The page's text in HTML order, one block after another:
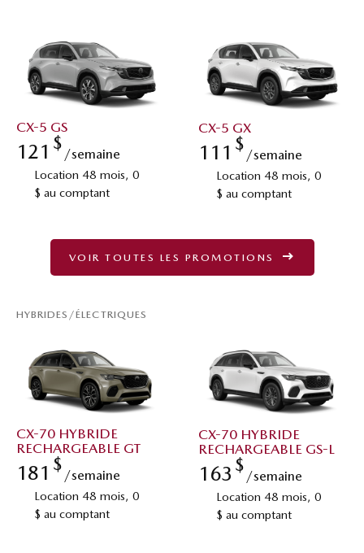
CX-5 GS
121 $
/semaine
Location 48 mois, 0
$ au comptant
CX-5 GX
111 $
/semaine
Location 48 mois, 0
$ au comptant
VOIR TOUTES LES PROMOTIONS
HYBRIDES/ÉLECTRIQUES
CX-70 HYBRIDE
RECHARGEABLE GT
181 $
/semaine
Location 48 mois, 0
$ au comptant
CX-70 HYBRIDE
RECHARGEABLE GS-L
163 $
/semaine
Location 48 mois, 0
$ au comptant